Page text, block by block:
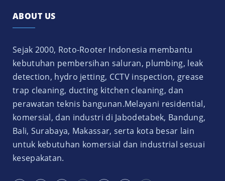
ABOUT US
Sejak 2000, Roto-Rooter Indonesia membantu
kebutuhan pembersihan saluran, plumbing, leak
detection, hydro jetting, CCTV inspection, grease
trap cleaning, ducting kitchen cleaning, dan
perawatan teknis bangunan.Melayani residential,
komersial, dan industri di Jabodetabek, Bandung,
Bali, Surabaya, Makassar, serta kota besar lain
untuk kebutuhan komersial dan industrial sesuai
kesepakatan.